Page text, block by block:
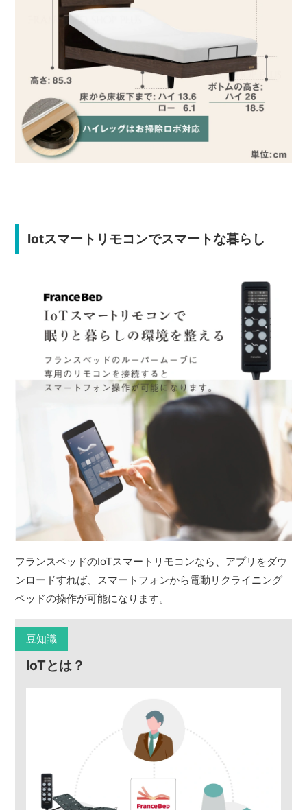
Iotスマートリモコンでスマートな暮らし
フランスベッドのIoTスマートリモコンなら、アプリをダウ
ンロードすれば、スマートフォンから電動リクライニング
ベッドの操作が可能になります。
豆知識
IoTとは？